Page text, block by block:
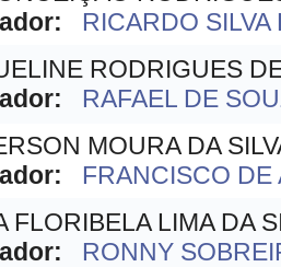
RICARDO
RODRIGUES
RAFAEL DE
MOURA DA
FRANCISCO
FLORIBELA LIMA DA
RONNY